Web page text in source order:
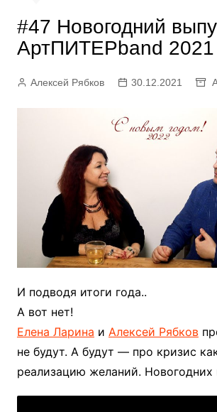
#47 Новогодний
АртПИТЕРband 2021
Алексей Рябков 30.12.2021
И подводя итоги года..
А вот нет!
Елена Ларина и Алексей Рябков
не будут. А будут — про кризис
реализацию желаний. Новогодних